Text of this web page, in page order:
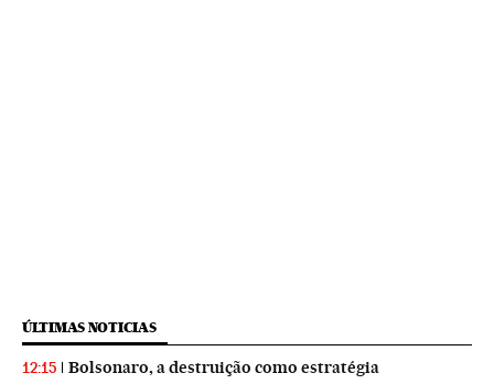
ÚLTIMAS NOTICIAS
12:15 Bolsonaro, a destruição como estratégia